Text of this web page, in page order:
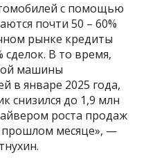
с помощью
почти 50 – 60%
рынке кредиты
сделок. В то время,
машины
в январе 2025 года,
снизился до 1,9 млн
роста продаж
прошлом месяце», —